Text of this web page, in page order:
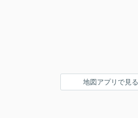
地図アプリで見る